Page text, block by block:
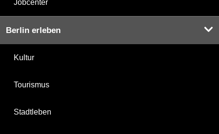
Jobcenter
Berlin erleben
Kultur
Tourismus
Stadtleben